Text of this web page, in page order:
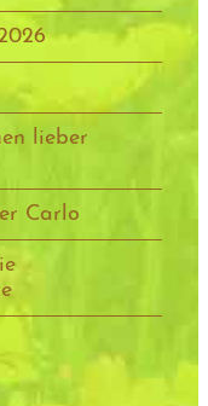
lieber
Carlo